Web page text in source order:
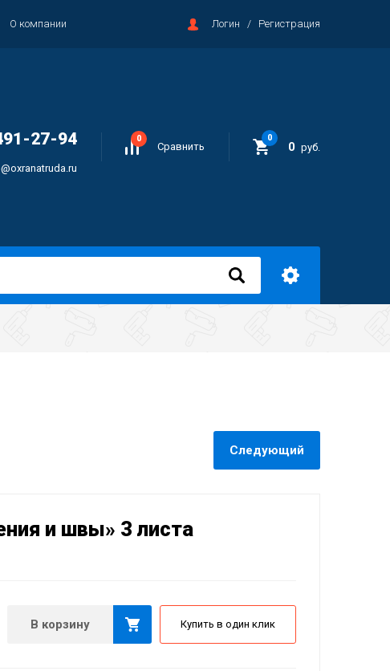
О компании Логин / Регистрация
27-94 Сравнить
0 0
0 руб.
Следующий
и швы» 3 листа
В корзину Купить в один клик